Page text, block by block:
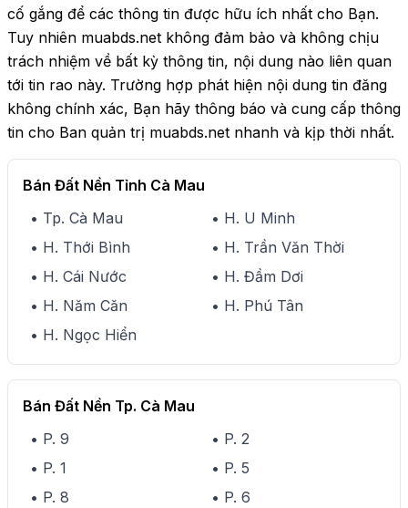
cố gắng để các thông tin được hữu ích nhất cho Bạn.
Tuy nhiên muabds.net không đảm bảo và không chịu
trách nhiệm về bất kỳ thông tin, nội dung nào liên quan
tới tin rao này. Trường hợp phát hiện nội dung tin đăng
không chính xác, Bạn hãy thông báo và cung cấp thông
tin cho Ban quản trị muabds.net nhanh và kịp thời nhất.
Bán Đất Nền Tỉnh Cà Mau
• Tp. Cà Mau
• H. U Minh
• H. Thới Bình
• H. Trần Văn Thời
• H. Cái Nước
• H. Đầm Dơi
• H. Năm Căn
• H. Phú Tân
• H. Ngọc Hiển
Bán Đất Nền Tp. Cà Mau
• P. 9
• P. 2
• P. 1
• P. 5
• P. 8
• P. 6